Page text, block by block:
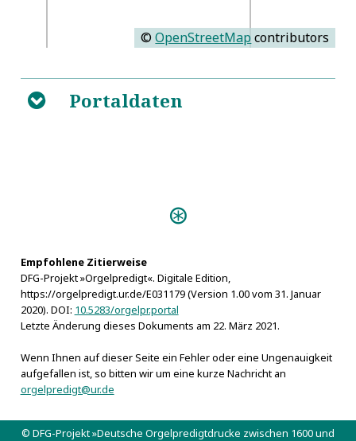
©OpenStreetMap contributors
B Portaldaten
Die Billige Orgel-Freude (Danzig
Personen:
Henrichsdorff, Johann David
Empfohlene Zitierweise
DFG-Projekt »Orgelpredigt«. Digitale Edition,
https://orgelpredigt.ur.de/E031179 (Version 1.00 vom 31. Januar
2020). DOI: 10.5283/orgelpr.portal
Letzte Änderung dieses Dokuments am 22. März 2021.
Wenn Ihnen auf dieser Seite ein Fehler oder eine Ungenauigkeit
aufgefallen ist, so bitten wir um eine kurze Nachricht an
orgelpredigt@ur.de
© DFG-Projekt »Deutsche Orgelpredigtdrucke zwischen 1600 und